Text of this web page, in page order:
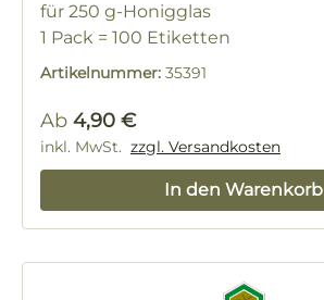
für 250 g-Honigglas
1 Pack = 100 Etiketten
Artikelnummer: 35391
Regulärer Preis:
Ab 4,90 €
inkl. MwSt. zzgl. Versandkosten
In den Warenkorb